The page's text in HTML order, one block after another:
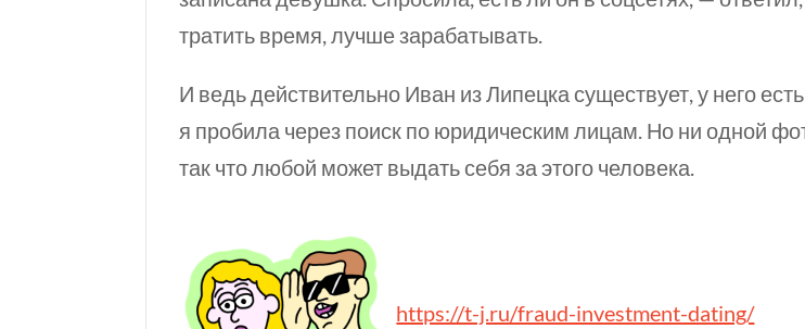
тратить время, лучше зарабатывать.
И ведь действительно Иван из Липецка существует, у него
я пробила через поиск по юридическим лицам. Но ни одной
так что любой может выдать себя за этого человека.
https://t-j.ru/fraud-investment-dating/